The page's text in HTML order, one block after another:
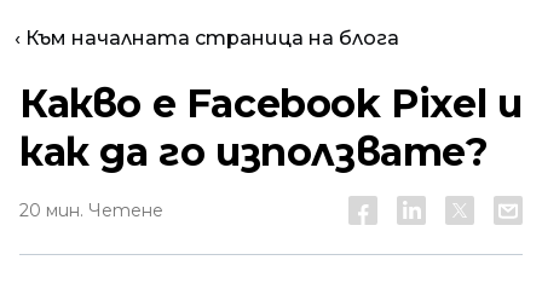
‹ Към началната страница на блога
Какво е Facebook Pixel и
как да го използвате?
20 мин. Четене